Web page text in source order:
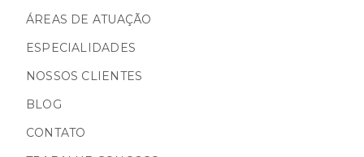
ÁREAS DE ATUAÇÃO
ESPECIALIDADES
NOSSOS CLIENTES
BLOG
CONTATO